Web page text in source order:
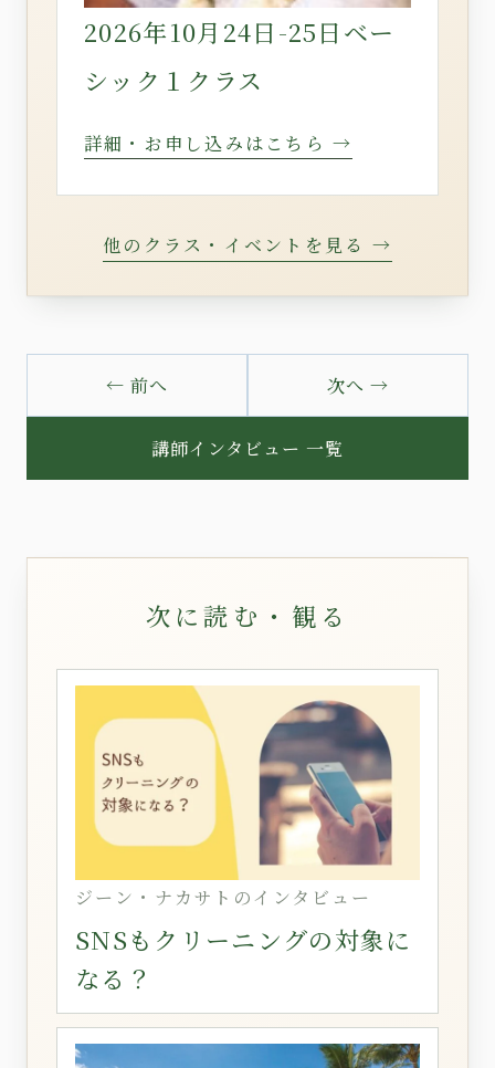
2026年10月24日-25日ベー
シック１クラス
詳細・お申し込みはこちら →
他のクラス・イベントを見る →
← 前へ
講師インタビュー 一覧
次へ →
次に読む・観る
ジーン・ナカサトのインタビュー
SNSもクリーニングの対象に
なる？